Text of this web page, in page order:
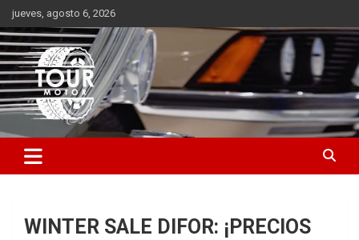
Saltar
al
contenido
jueves, agosto 6, 2026
Tour Motor
Plataforma de contenido audiovisual para el sector automotriz
WINTER SALE DIFOR: ¡PRECIOS